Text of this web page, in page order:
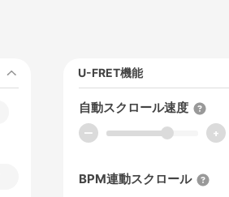
U-FRET機能
自動スクロール速度
ー +
BPM連動スクロール